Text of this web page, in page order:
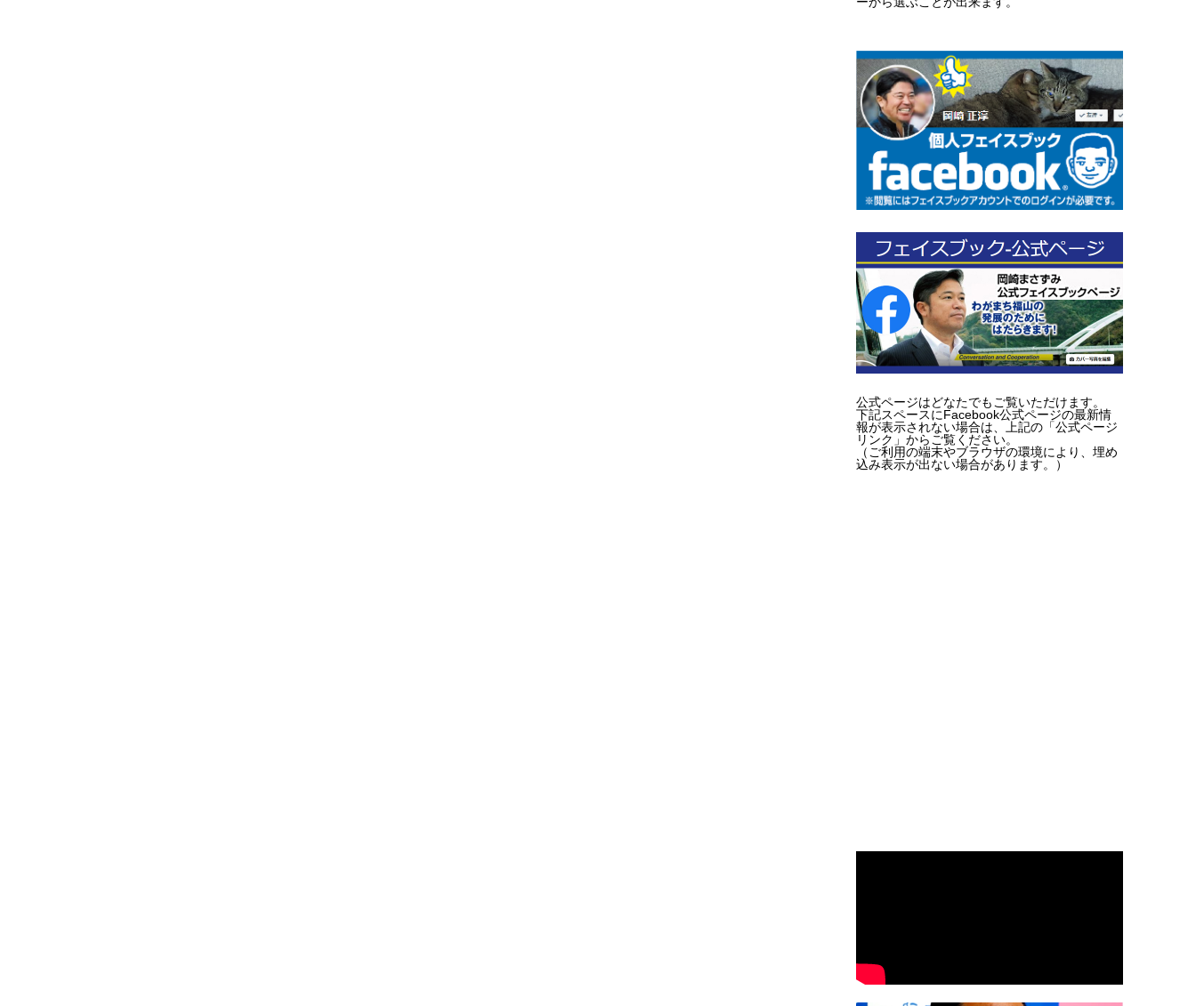
公式ページはどなたでもご覧いただけます。
下記スペースにFacebook公式ページの最新情
報が表示されない場合は、上記の「公式ページ
リンク」からご覧ください。
（ご利用の端末やブラウザの環境により、埋め
込み表示が出ない場合があります。）